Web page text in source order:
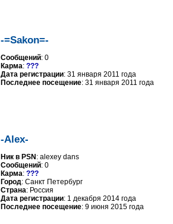
-=Sakon=-
Сообщений: 0
Карма: ???
Дата регистрации: 31 января 2011 года
Последнее посещение: 31 января 2011 года
-Alex-
Ник в PSN : alexey dans
Сообщений: 0
Карма: ???
Город: Санкт Петербург
Страна: Россия
Дата регистрации: 1 декабря 2014 года
Последнее посещение: 9 июня 2015 года